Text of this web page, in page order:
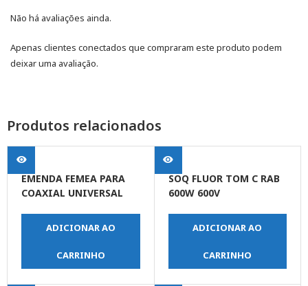
Não há avaliações ainda.
Apenas clientes conectados que compraram este produto podem
deixar uma avaliação.
Produtos relacionados
EMENDA FEMEA PARA
COAXIAL UNIVERSAL
ADICIONAR AO
CARRINHO
SOQ FLUOR TOM C RAB
600W 600V
ADICIONAR AO
CARRINHO